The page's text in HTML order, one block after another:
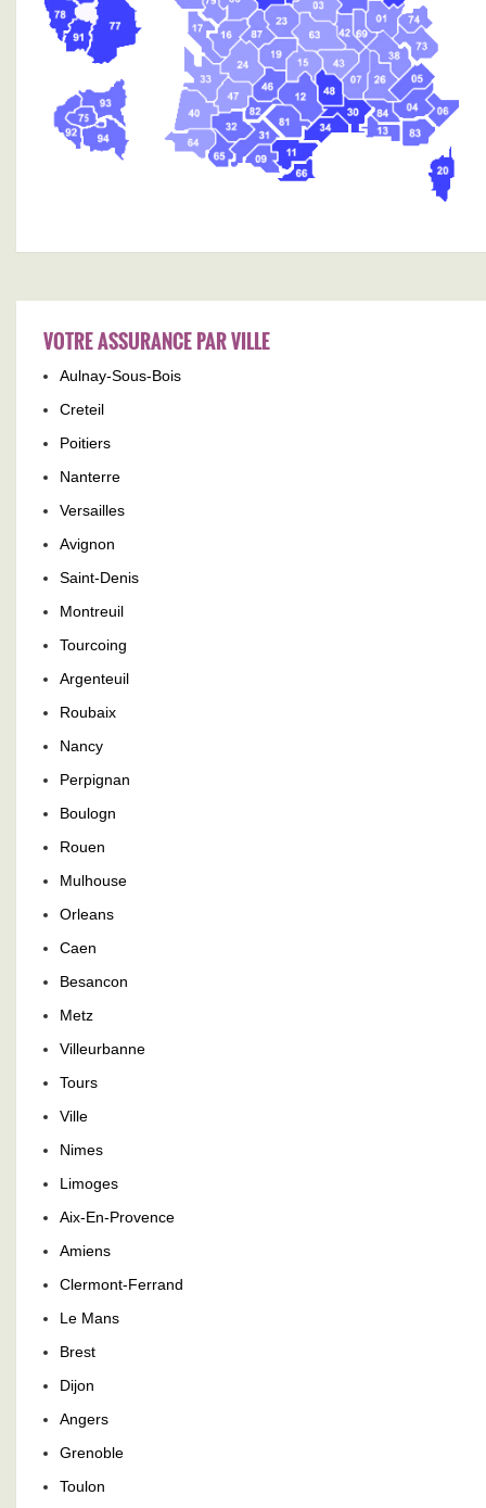
VOTRE ASSURANCE PAR VILLE
Aulnay-Sous-Bois
Creteil
Poitiers
Nanterre
Versailles
Avignon
Saint-Denis
Montreuil
Tourcoing
Argenteuil
Roubaix
Nancy
Perpignan
Boulogn
Rouen
Mulhouse
Orleans
Caen
Besancon
Metz
Villeurbanne
Tours
Ville
Nimes
Limoges
Aix-En-Provence
Amiens
Clermont-Ferrand
Le Mans
Brest
Dijon
Angers
Grenoble
Toulon